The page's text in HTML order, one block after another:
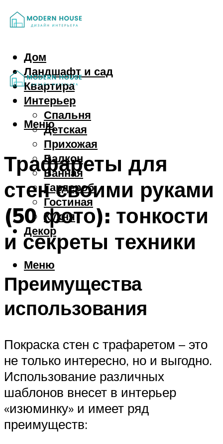
Дом
Ландшафт и сад
Квартира
Интерьер
Спальня
Детская
Прихожая
Балкон
Ванная
Гардероб
Гостиная
Кухня
Декор
Меню
Меню
Трафареты для
стен своими руками
(50 фото): тонкости
и секреты техники
Преимущества
использования
Покраска стен с трафаретом – это
не только интересно, но и выгодно.
Использование различных
шаблонов внесет в интерьер
«изюминку» и имеет ряд
преимуществ: